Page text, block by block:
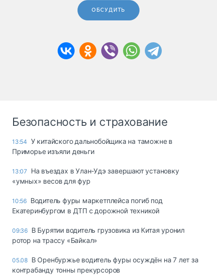
ОБСУДИТЬ
Безопасность и страхование
13:54 У китайского дальнобойщика на таможне в
Приморье изъяли деньги
13:07
Ha въeздax в Улaн-Удэ зaвepшaют ycтaнoвкy
«yмныx» вecoв для фyp
10:56 Водитель фуры маркетплейса погиб под
Екатеринбургом в ДТП с дорожной техникой
09:36 В Бурятии водитель грузовика из Китая уронил
ротор на трассу «Байкал»
05.08 В Оренбуржье водитель фуры осуждён на 7 лет за
контрабанду тонны прекурсоров